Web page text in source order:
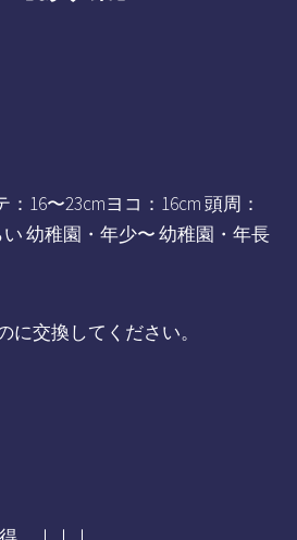
16〜23cmヨコ：16cm 頭周：
い 幼稚園・年少〜 幼稚園・年長
交換してください。